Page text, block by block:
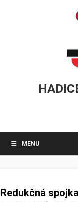
MENU
Redukčná